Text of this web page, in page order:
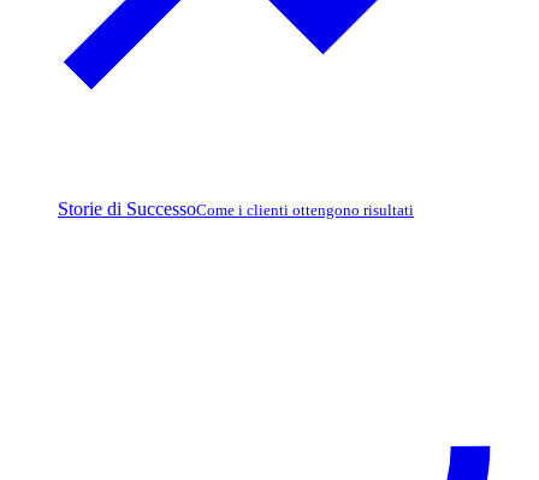
Storie di SuccessoCome i clienti ottengono risultati